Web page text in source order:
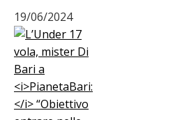
19/06/2024